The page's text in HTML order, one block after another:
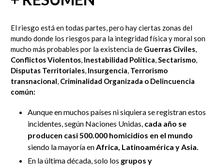
El riesgo está en todas partes, pero hay ciertas zonas del
mundo donde los riesgos para la integridad física y moral son
mucho más probables por la existencia de Guerras Civiles,
Conflictos Violentos, Inestabilidad Política,Sectarismo,
Disputas Territoriales, Insurgencia, Terrorismo
transnacional, Criminalidad Organizada o Delincuencia
común:
Aunque en muchos países ni siquiera se registran estos
incidentes, según Naciones Unidas, cada año se
producen casi 500.000 homicidios en el mundo
siendo la mayoría enAfrica, Latinoamérica y Asia.
En la última década, solo los grupos y